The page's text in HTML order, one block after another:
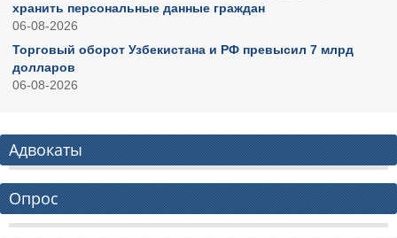
хранить персональные данные граждан
06-08-2026
Торговый оборот Узбекистана и РФ превысил 7 млрд
долларов
06-08-2026
Адвокаты
Опрос